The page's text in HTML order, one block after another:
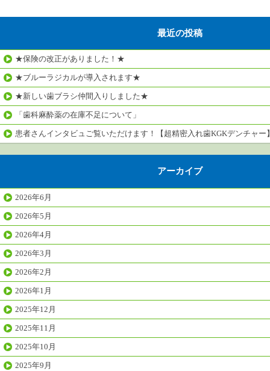
最近の投稿
★保険の改正がありました！★
★ブルーラジカルが導入されます★
★新しい歯ブラシ仲間入りしました★
「歯科麻酔薬の在庫不足について」
患者さんインタビュご覧いただけます！【超精密入れ歯KGKデンチャー
アーカイブ
2026年6月
2026年5月
2026年4月
2026年3月
2026年2月
2026年1月
2025年12月
2025年11月
2025年10月
2025年9月